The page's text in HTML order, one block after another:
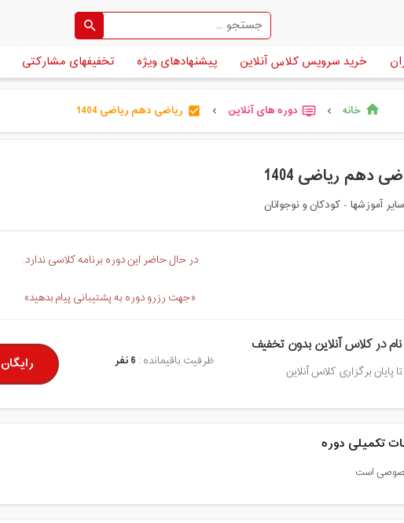
خرید سرویس کلاس آنلاین پیشنهادهای ویژه تخفیفهای مشارکتی
home خانه chevron_left
dvr دوره های آنلاین chevron_left
check_box ریاضی دهم ریاضی 1404
دهم ریاضی 1404
سایر آموزشها - کودکان و نوجوانان
در حال حاضر این دوره برنامه کلاسی ندارد.
«جهت رزرو دوره به پشتیبانی پیام بدهید»
در کلاس آنلاین بدون تخفیف
پایان برگزاری کلاس آنلاین
ظرفیت باقیمانده : 6 نفر رایگان
تکمیلی دوره
است